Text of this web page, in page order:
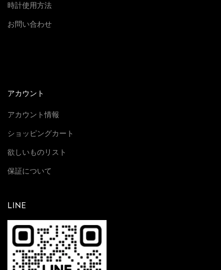
時計使用方法
お問い合わせ
アカウント
アカウント情報
ショッピングカート
欲しいものリスト
保証について
LINE